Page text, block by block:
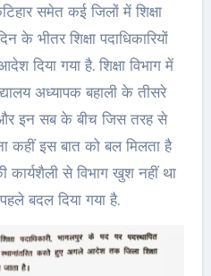
समेत कई जिलों में शिक्षा
के भीतर शिक्षा पदाधिकारियों
दिया गया है. शिक्षा विभाग में
अध्यापक बहाली के तीसरे
इन सब के बीच जिस तरह से
कहीं इस बात को बल मिलता है
कार्यशैली से विभाग खुश नहीं था
बदल दिया गया है.